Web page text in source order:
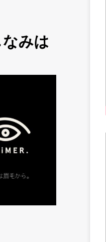
みは